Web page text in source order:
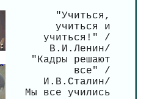
"Учиться,
учиться и
учиться!" /
В.И.Ленин/
"Кадры решают
все" /
И.В.Сталин/
Мы все учились